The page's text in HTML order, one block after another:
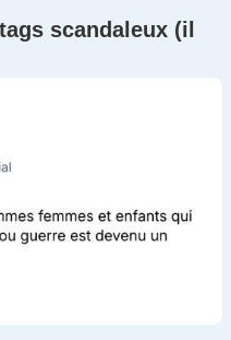
scandaleux (il